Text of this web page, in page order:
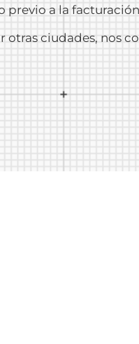
previo a la
otras ciudades, nos